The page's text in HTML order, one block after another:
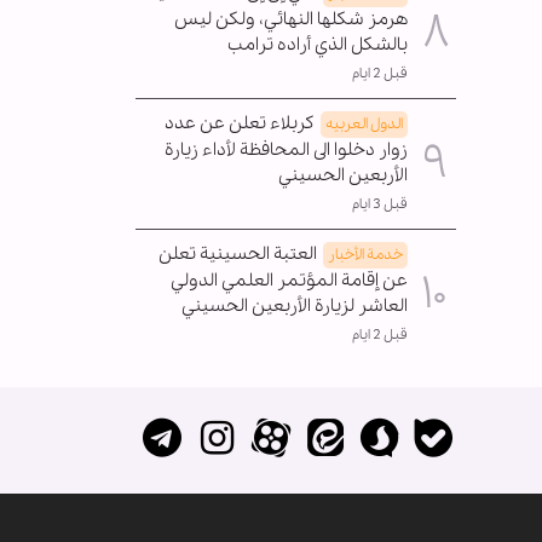
هرمز شكلها النهائي، ولكن ليس
بالشكل الذي أراده ترامب
قبل 2 ايام
الدول العربیه كربلاء تعلن عن عدد
زوار دخلوا الى المحافظة لأداء زيارة
الأربعين الحسيني
قبل 3 ايام
خدمة الأخبار
العتبة الحسينية تعلن
عن إقامة المؤتمر العلمي الدولي
العاشر لزيارة الأربعين الحسيني
قبل 2 ايام